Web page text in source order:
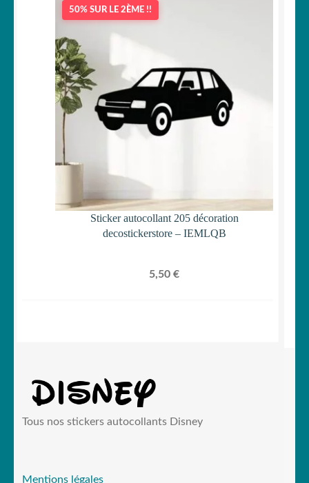
50% SUR LE 2ÈME !!
Sticker autocollant 205 décoration
decostickerstore – IEMLQB
5,50 €
Tous nos stickers autocollants Disney
Mentions légales